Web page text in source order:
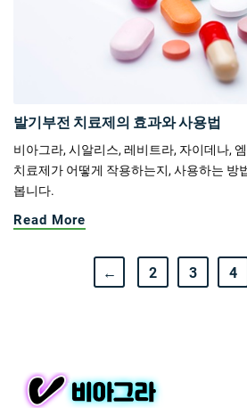
발기부전 치료제의 효과와 사용법
비아그라, 시알리스, 레비트라, 자이데나,
치료제가 어떻게 작용하는지, 사용하는 방
봅니다.
Read More
← 2 3 4